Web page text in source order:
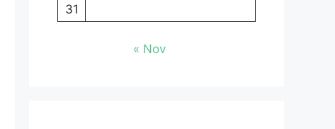
31
« Nov